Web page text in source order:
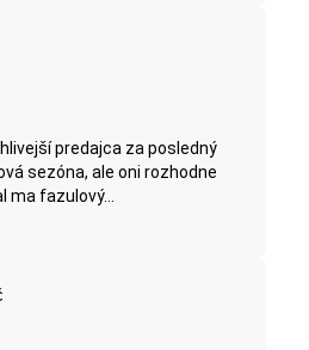
predajca za posledný
sezóna, ale oni rozhodne
fazulový...